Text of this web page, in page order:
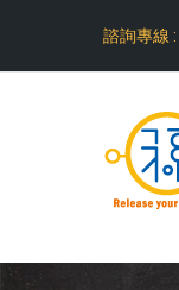
諮詢專線 :